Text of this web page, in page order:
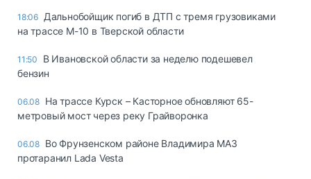
18:06 Дальнобойщик погиб в ДТП с тремя грузовиками
на трассе М-10 в Тверской области
11:50
В Ивановской области за неделю подешевел
бензин
06.08 На трассе Курск – Касторное обновляют 65-
метровый мост через реку Грайворонка
06.08 Во Фрунзенском районе Владимира МАЗ
протаранил Lada Vesta